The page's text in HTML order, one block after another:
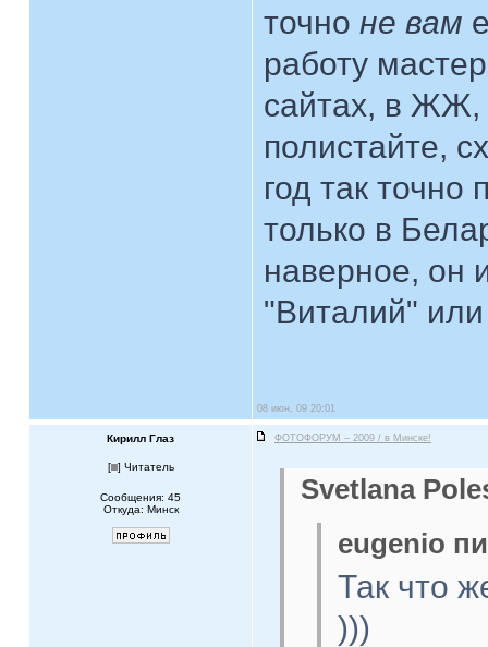
точно не вам
работу
сайтах, в ЖЖ,
полистайте,
год так
только в
наверное, он
"Виталий"
08 июн, 09 20:01
Кирилл Глаз ФОТОФОРУМ – 2009 / в Минске!
[ ] Читатель
Сообщения: 45
Откуда: Минск
Svetlana
eugenio
Так что
)))